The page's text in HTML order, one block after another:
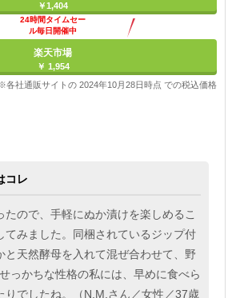
￥1,404
24時間タイムセー
ル毎日開催中
楽天市場
￥ 1,954
各社通販サイトの 2024年10月28日時点 での税込価格
コレ
たので、手軽にぬか漬けを楽しめるこ
てみました。同梱されているジップ付
と天然酵母を入れて混ぜ合わせて、野
っかちな性格の私には、早めに食べら
りでしたね。（N.M.さん／女性／37歳